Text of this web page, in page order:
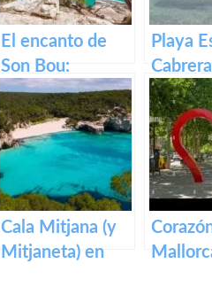
El encanto de
Son Bou:
descubre la
belleza de
Menorca
Playa
Cabrera
Cala Mitjana (y
Mitjaneta) en